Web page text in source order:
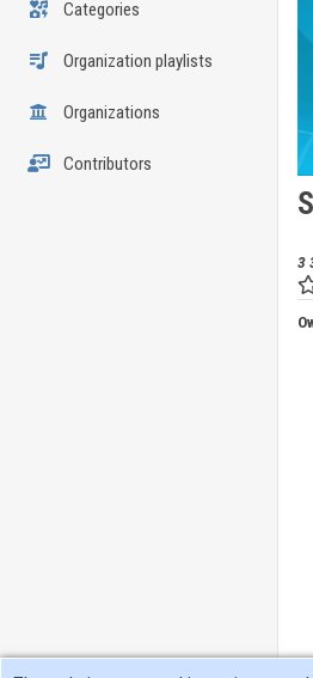
Categories
Organization playlists
Organizations
Contributors
3